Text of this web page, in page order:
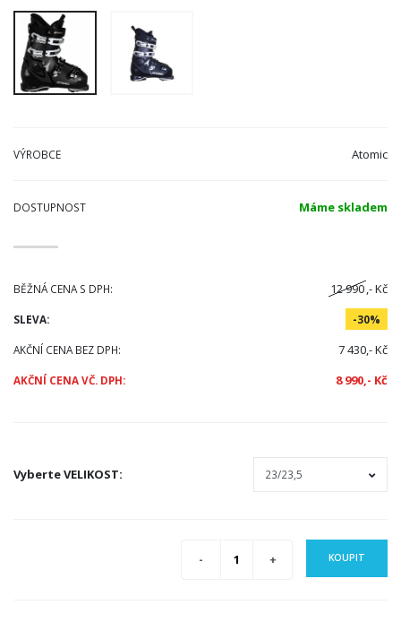
VÝROBCE Atomic
DOSTUPNOST Máme skladem
BĚŽNÁ CENA S DPH: 12 990,- Kč
SLEVA: -30%
AKČNÍ CENA BEZ DPH: 7 430,- Kč
AKČNÍ CENA VČ. DPH: 8 990,- Kč
VyberteVELIKOST:
KOUPIT